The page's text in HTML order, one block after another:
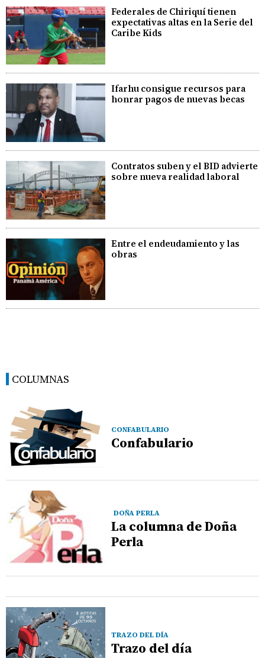
Federales de Chiriquí tienen
expectativas altas en la Serie del
Caribe Kids
Ifarhu consigue recursos para
honrar pagos de nuevas becas
Contratos suben y el BID advierte
sobre nueva realidad laboral
Entre el endeudamiento y las
obras
COLUMNAS
CONFABULARIO
Confabulario
DOÑA PERLA
La columna de Doña
Perla
TRAZO DEL DÍA
Trazo del día